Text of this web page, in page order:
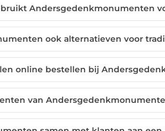
Andersgedenkmonumenten
ook alternatieven voor
online bestellen bij
van